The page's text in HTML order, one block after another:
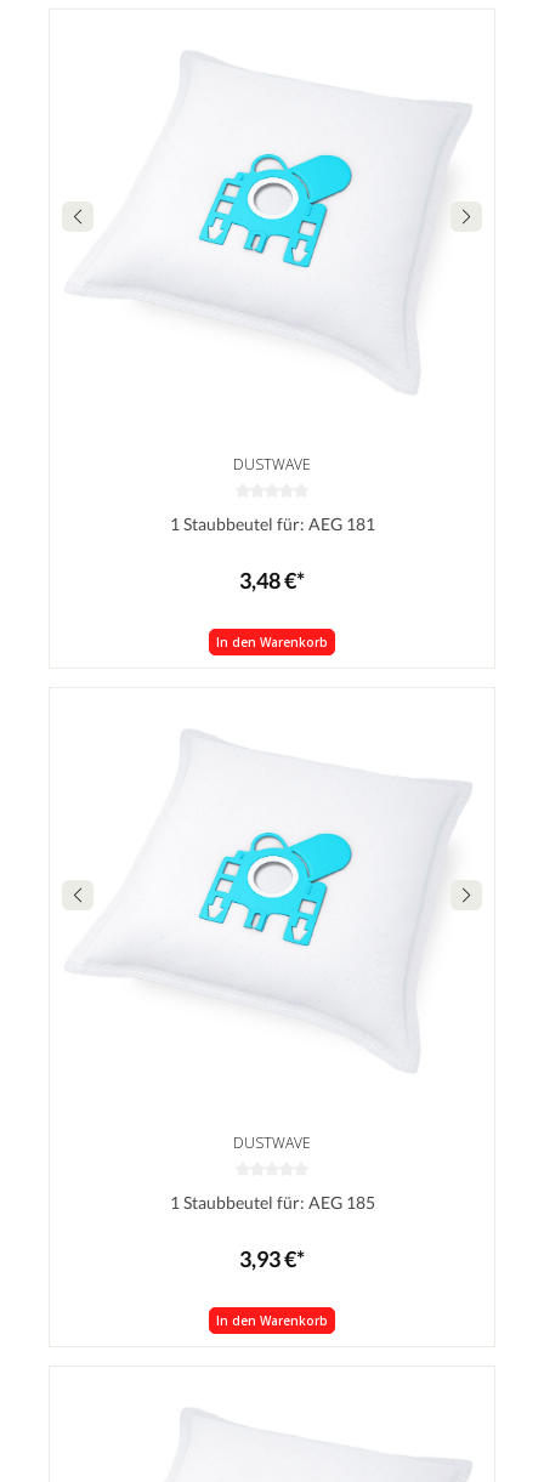
DUSTWAVE
1 Staubbeutel für: AEG 181
3,48 €*
In den Warenkorb
DUSTWAVE
1 Staubbeutel für: AEG 185
3,93 €*
In den Warenkorb